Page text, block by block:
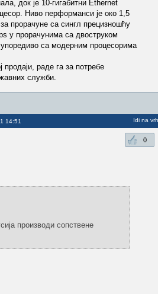
док је 10-гигабитни Еthernet
Ниво перформанси је око 1,5
прорачуне са сингл прецизношћу
у прорачунима са двоструком
са модерним процесорима
раде га за потребе
служби.
14:51 Idi na vrh
0
производи сопствене